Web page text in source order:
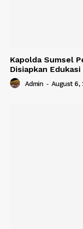
Kapolda Sumsel
Disiapkan
Admin - August 6,